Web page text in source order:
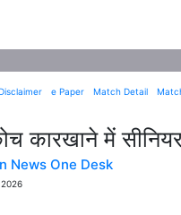
e Paper Match Detail
कारखाने में
News One Desk